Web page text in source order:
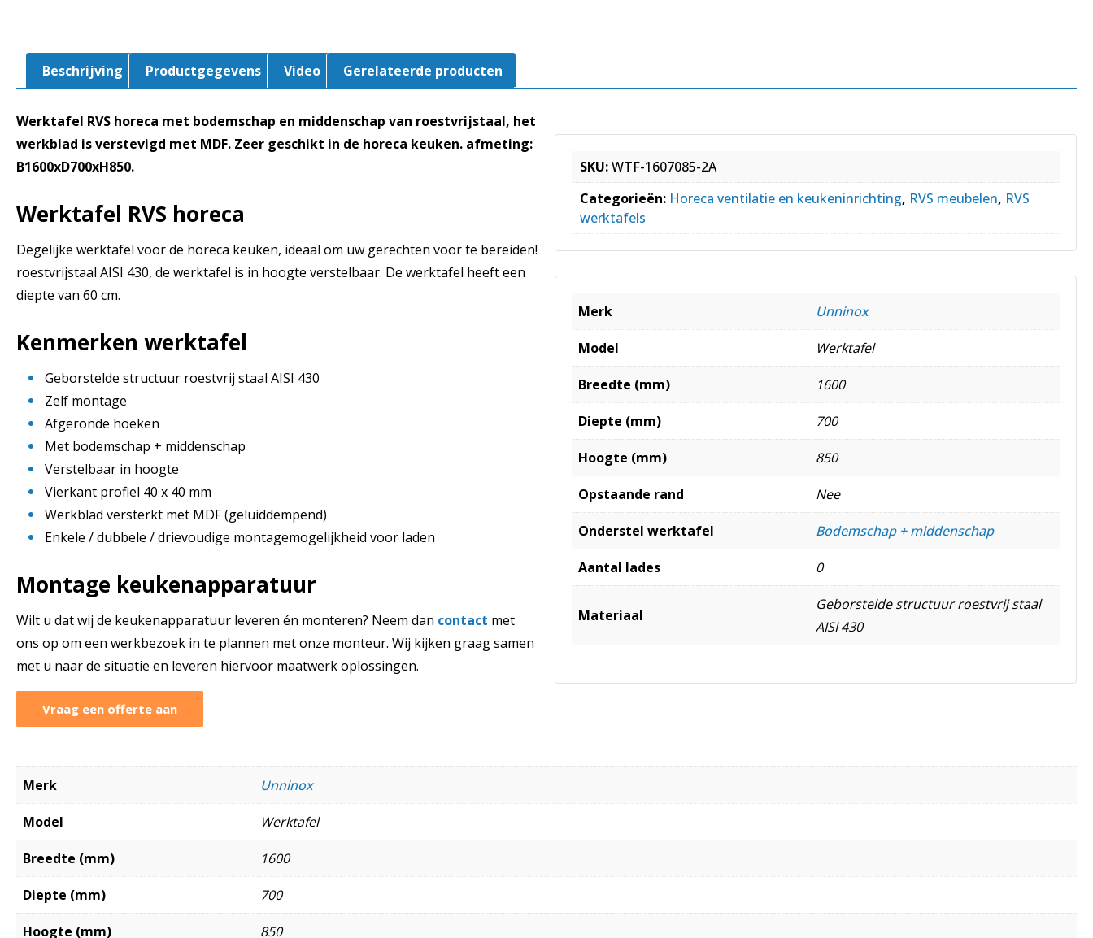
Beschrijving Productgegevens Video Gerelateerde producten
Werktafel RVS horeca met bodemschap en middenschap van roestvrijstaal, het
werkblad is verstevigd met MDF. Zeer geschikt in de horeca keuken. afmeting:
B1600xD700xH850.
Werktafel RVS horeca
Degelijke werktafel voor de horeca keuken, ideaal om uw gerechten voor te bereiden!
roestvrijstaal AISI 430, de werktafel is in hoogte verstelbaar. De werktafel heeft een
diepte van 60 cm.
Kenmerken werktafel
Geborstelde structuur roestvrij staal AISI 430
Zelf montage
Afgeronde hoeken
Met bodemschap + middenschap
Verstelbaar in hoogte
Vierkant profiel 40 x 40 mm
Werkblad versterkt met MDF (geluiddempend)
Enkele / dubbele / drievoudige montagemogelijkheid voor laden
Montage keukenapparatuur
Wilt u dat wij de keukenapparatuur leveren én monteren? Neem dan contact met
ons op om een werkbezoek in te plannen met onze monteur. Wij kijken graag samen
met u naar de situatie en leveren hiervoor maatwerk oplossingen.
Vraag een offerte aan
SKU:WTF-1607085-2A
Categorieën: Horeca ventilatie en keukeninrichting, RVS meubelen, RVS
werktafels
Merk Unninox
Model Werktafel
Breedte (mm) 1600
Diepte (mm) 700
Hoogte (mm) 850
Opstaande rand Nee
Onderstel werktafel Bodemschap + middenschap
Aantal lades 0
Materiaal
Geborstelde structuur roestvrij staal
AISI 430
Merk Unninox
Model Werktafel
Breedte (mm) 1600
Diepte (mm) 700
Hoogte (mm) 850